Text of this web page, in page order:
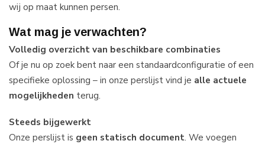
wij op maat kunnen persen.
Wat mag je verwachten?
Volledig overzicht van beschikbare combinaties
Of je nu op zoek bent naar een standaardconfiguratie of een
specifieke oplossing – in onze perslijst vind je alle actuele
mogelijkheden terug.
Steeds bijgewerkt
Onze perslijst is geen statisch document. We voegen